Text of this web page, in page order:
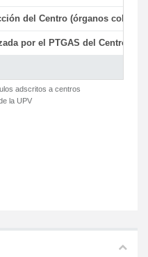
del Centro (órganos
por el PTGAS del Centro
adscritos a centros
la UPV